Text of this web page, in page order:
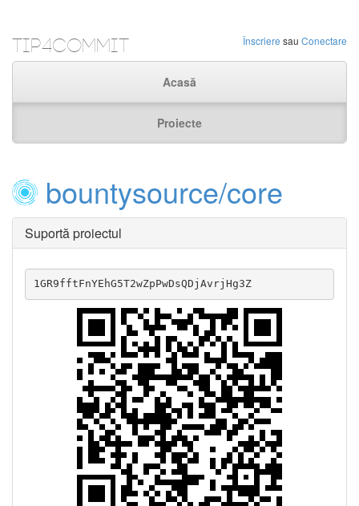
Înscriere sau Conectare
Tip4Commit
Acasă
Proiecte
bountysource/core
Suportă proiectul
1GR9fftFnYEhG5T2wZpPwDsQDjAvrjHg3Z